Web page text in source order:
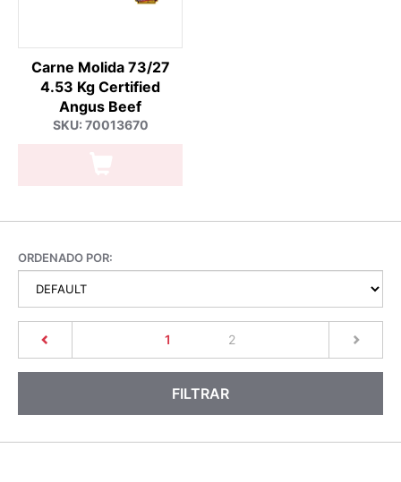
Carne Molida 73/27
4.53 Kg Certified
Angus Beef
SKU: 70013670
ORDENADO POR:
1 2(current)
FILTRAR